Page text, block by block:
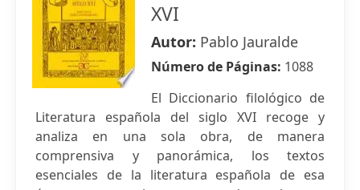
XVI
Autor: Pablo Jauralde
Número de Páginas: 1088
El Diccionario filológico de
Literatura española del siglo XVI recoge y
analiza en una sola obra, de manera
comprensiva y panorámica, los textos
esenciales de la literatura española de esa